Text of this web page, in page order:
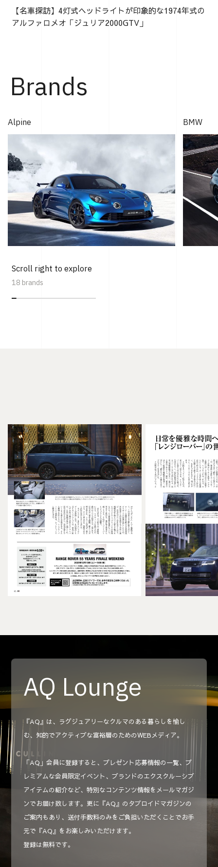
【名車探訪】4灯式ヘッドライトが印象的な1974年式の
アルファロメオ「ジュリア2000GTV」
Brands
Alpine BMW
Scroll right to explore
18 brands
AQ Lounge
『AQ』は、ラグジュアリーなクルマのある暮らしを愉し
む、知的でアクティブな富裕層のためのWEBメディア。
「AQ」会員に登録すると、プレゼント応募情報の一覧、プ
レミアムな会員限定イベント、ブランドのエクスクルーシブ
アイテムの紹介など、特別なコンテンツ情報をメールマガジ
ンでお届け致します。更に『AQ』のタブロイドマガジンの
ご案内もあり、送付手数料のみをご負担いただくことでお手
元で『AQ』をお楽しみいただけます。
登録は無料です。